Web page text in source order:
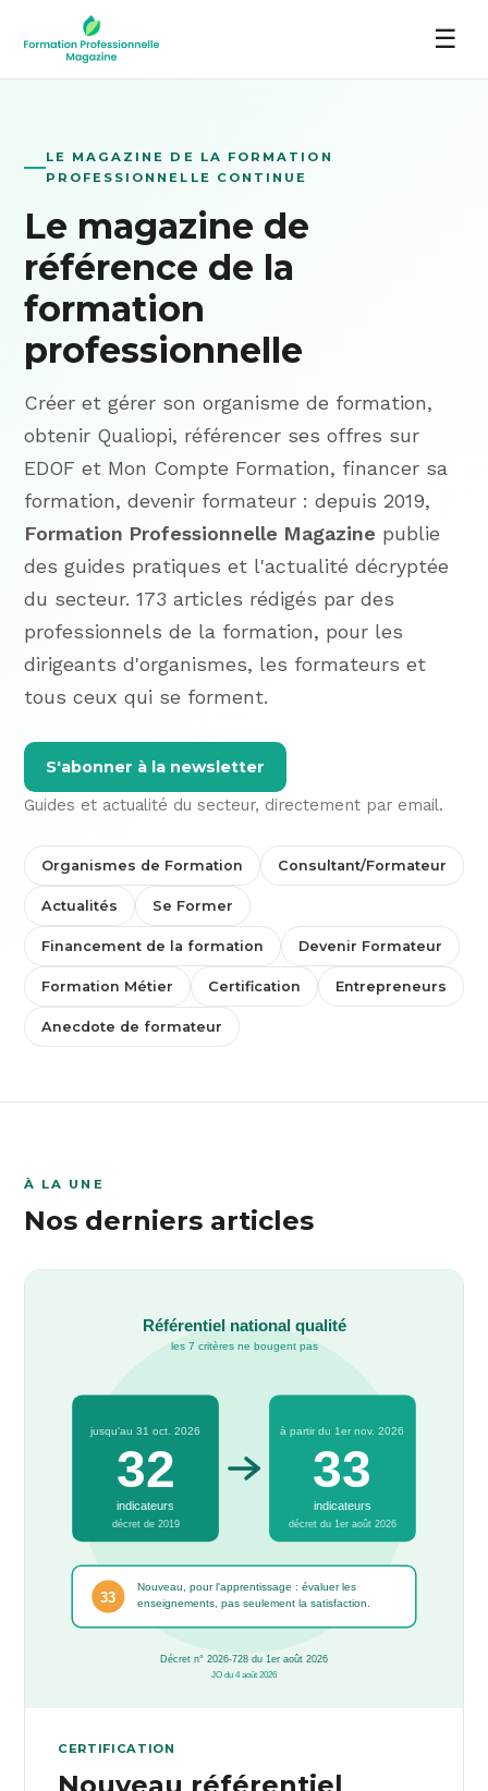
☰
LE MAGAZINE DE LA FORMATION
PROFESSIONNELLE CONTINUE
Le magazine de
référence de la
formation
professionnelle
Créer et gérer son organisme de formation,
obtenir Qualiopi, référencer ses offres sur
EDOF et Mon Compte Formation, financer sa
formation, devenir formateur : depuis 2019,
Formation Professionnelle Magazine publie
des guides pratiques et l'actualité décryptée
du secteur. 173 articles rédigés par des
professionnels de la formation, pour les
dirigeants d'organismes, les formateurs et
tous ceux qui se forment.
S'abonner à la newsletter
Guides et actualité du secteur, directement par email.
Organismes de Formation Consultant/Formateur
Actualités Se Former
Financement de la formation Devenir Formateur
Formation Métier Certification Entrepreneurs
Anecdote de formateur
À LA UNE
Nos derniers articles
CERTIFICATION